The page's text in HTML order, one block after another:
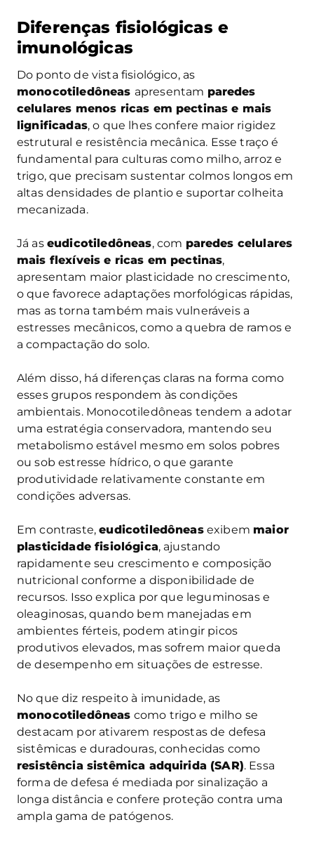
Diferenças fisiológicas e
imunológicas
Do ponto de vista fisiológico, as
monocotiledôneas apresentam paredes
celulares menos ricas em pectinas e mais
lignificadas, o que lhes confere maior rigidez
estrutural e resistência mecânica. Esse traço é
fundamental para culturas como milho, arroz e
trigo, que precisam sustentar colmos longos em
altas densidades de plantio e suportar colheita
mecanizada.
Já as eudicotiledôneas, com paredes celulares
mais flexíveis e ricas em pectinas,
apresentam maior plasticidade no crescimento,
o que favorece adaptações morfológicas rápidas,
mas as torna também mais vulneráveis a
estresses mecânicos, como a quebra de ramos e
a compactação do solo.
Além disso, há diferenças claras na forma como
esses grupos respondem às condições
ambientais. Monocotiledôneas tendem a adotar
uma estratégia conservadora, mantendo seu
metabolismo estável mesmo em solos pobres
ou sob estresse hídrico, o que garante
produtividade relativamente constante em
condições adversas.
Em contraste,eudicotiledôneasexibem maior
plasticidade fisiológica, ajustando
rapidamente seu crescimento e composição
nutricional conforme a disponibilidade de
recursos. Isso explica por que leguminosas e
oleaginosas, quando bem manejadas em
ambientes férteis, podem atingir picos
produtivos elevados, mas sofrem maior queda
de desempenho em situações de estresse.
No que diz respeito à imunidade, as
monocotiledôneas como trigo e milho se
destacam por ativarem respostas de defesa
sistêmicas e duradouras, conhecidas como
resistência sistêmica adquirida (SAR). Essa
forma de defesa é mediada por sinalização a
longa distância e confere proteção contra uma
ampla gama de patógenos.